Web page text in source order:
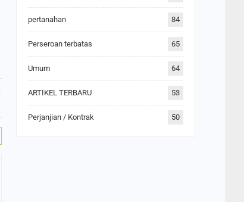
pertanahan 84
Perseroan terbatas 65
Umum 64
ARTIKEL TERBARU 53
Perjanjian / Kontrak 50